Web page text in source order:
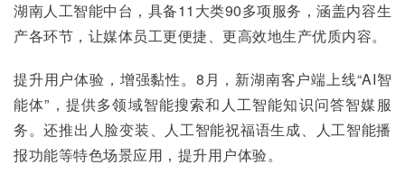
湖南人工智能中台，具备11大类90多项服务，涵盖内容生
产各环节，让媒体员工更便捷、更高效地生产优质内容。
提升用户体验，增强黏性。8月，新湖南客户端上线“AI智
能体”，提供多领域智能搜索和人工智能知识问答智媒服
务。还推出人脸变装、人工智能祝福语生成、人工智能播
报功能等特色场景应用，提升用户体验。